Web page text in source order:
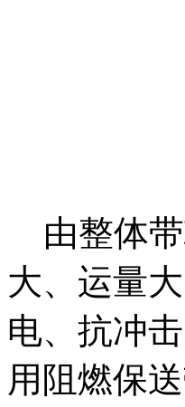
由整体带
大、运量
电、抗冲
用阻燃保